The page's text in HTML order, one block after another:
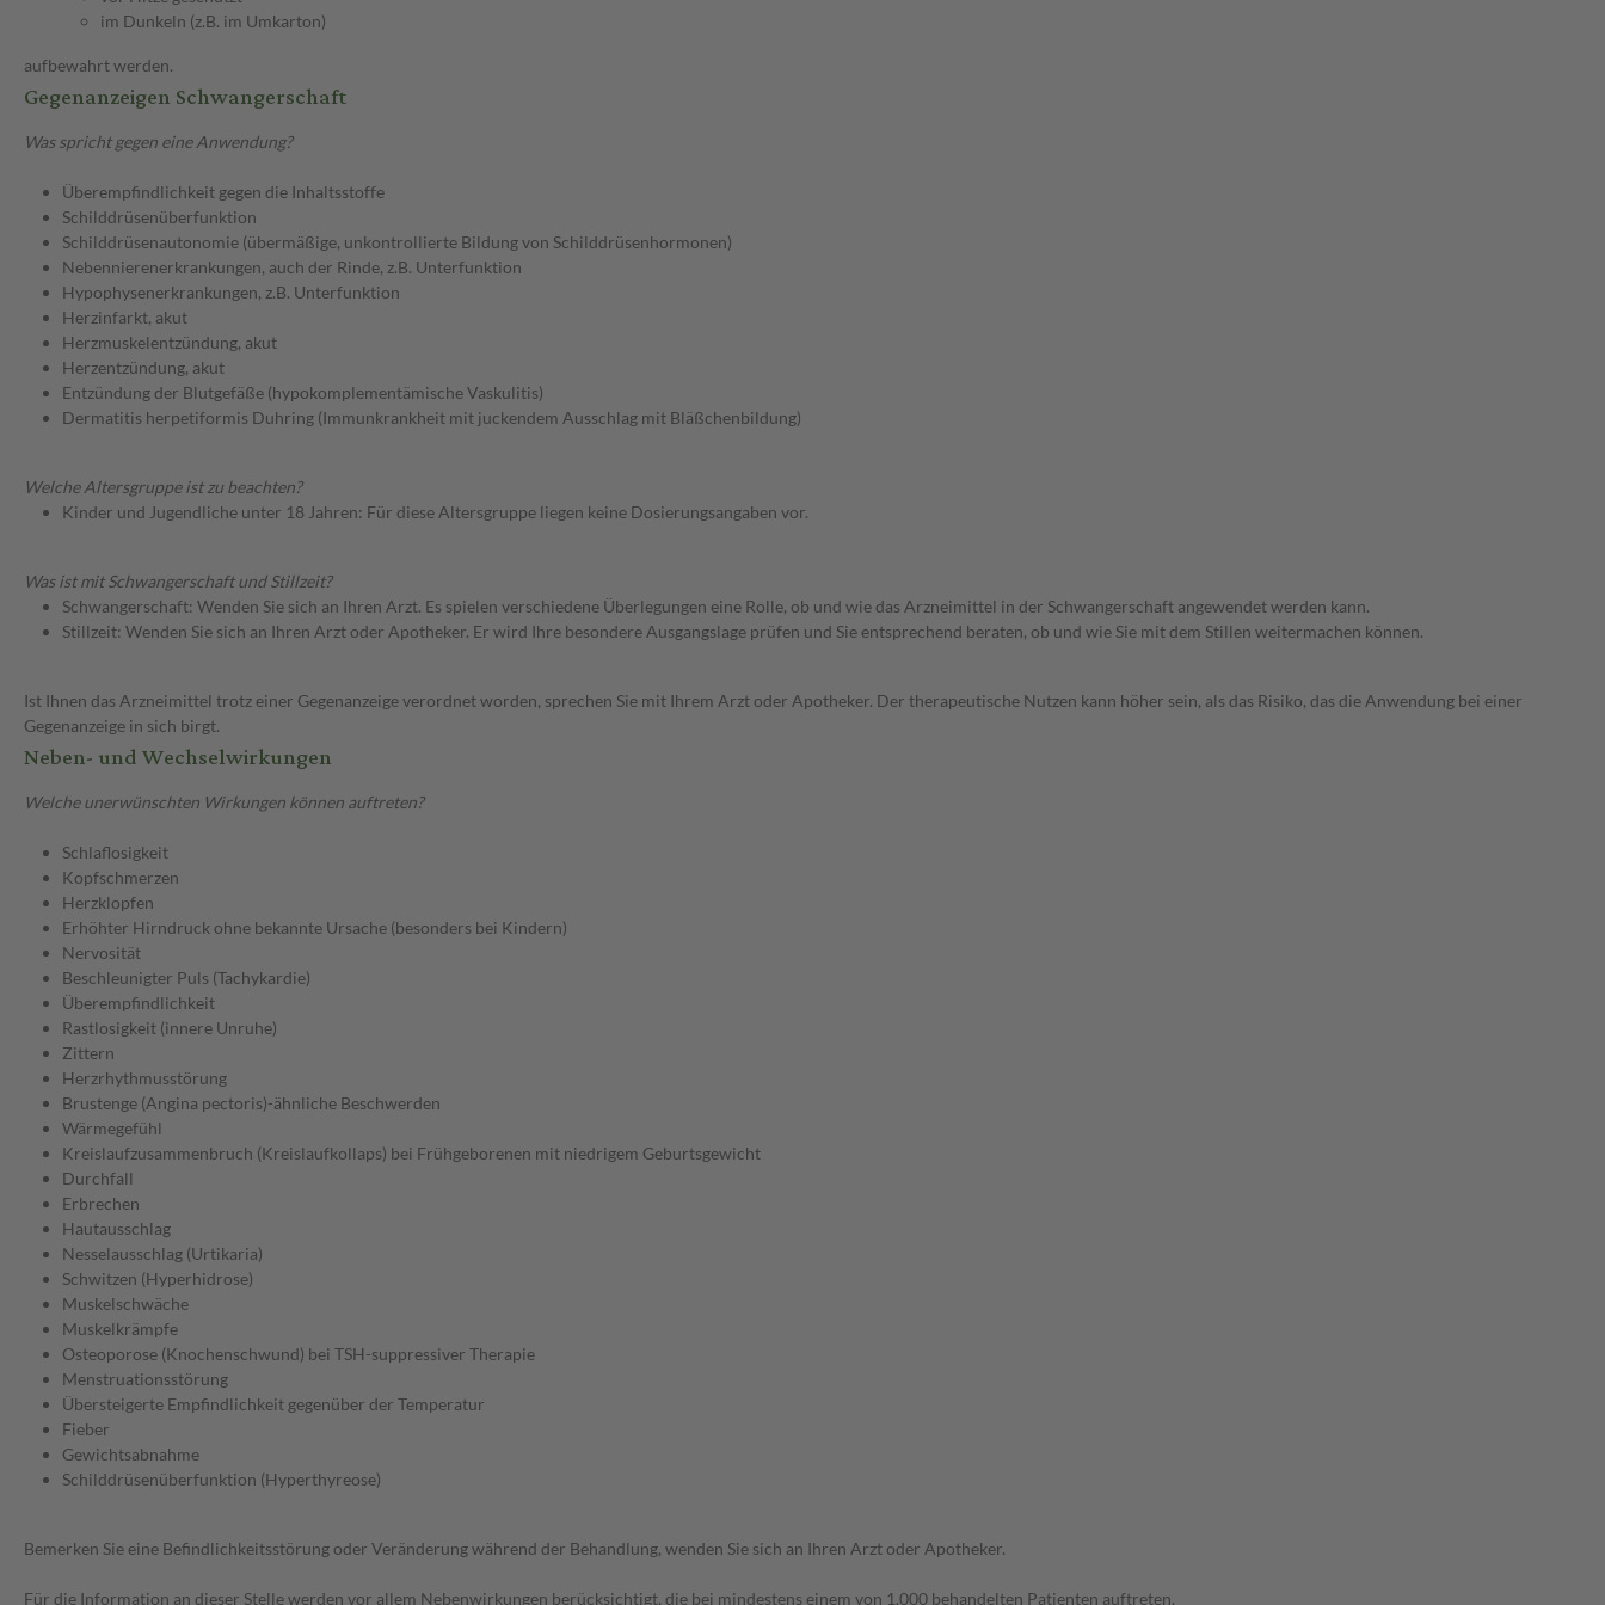
im Dunkeln (z.B. im Umkarton)
aufbewahrt werden.
Gegenanzeigen Schwangerschaft
Was spricht gegen eine Anwendung?
Überempfindlichkeit gegen die Inhaltsstoffe
Schilddrüsenüberfunktion
Schilddrüsenautonomie (übermäßige, unkontrollierte Bildung von Schilddrüsenhormonen)
Nebennierenerkrankungen, auch der Rinde, z.B. Unterfunktion
Hypophysenerkrankungen, z.B. Unterfunktion
Herzinfarkt, akut
Herzmuskelentzündung, akut
Herzentzündung, akut
Entzündung der Blutgefäße (hypokomplementämische Vaskulitis)
Dermatitis herpetiformis Duhring (Immunkrankheit mit juckendem Ausschlag mit Bläßchenbildung)
Welche Altersgruppe ist zu beachten?
Kinder und Jugendliche unter 18 Jahren: Für diese Altersgruppe liegen keine Dosierungsangaben vor.
Was ist mit Schwangerschaft und Stillzeit?
Schwangerschaft: Wenden Sie sich an Ihren Arzt. Es spielen verschiedene Überlegungen eine Rolle, ob und wie das Arzneimittel in der Schwangerschaft angewendet werden kann.
Stillzeit: Wenden Sie sich an Ihren Arzt oder Apotheker. Er wird Ihre besondere Ausgangslage prüfen und Sie entsprechend beraten, ob und wie Sie mit dem Stillen weitermachen können.
Ist Ihnen das Arzneimittel trotz einer Gegenanzeige verordnet worden, sprechen Sie mit Ihrem Arzt oder Apotheker. Der therapeutische Nutzen kann höher sein, als das Risiko, das die Anwendung bei einer
Gegenanzeige in sich birgt.
Neben- und Wechselwirkungen
Welche unerwünschten Wirkungen können auftreten?
Schlaflosigkeit
Kopfschmerzen
Herzklopfen
Erhöhter Hirndruck ohne bekannte Ursache (besonders bei Kindern)
Nervosität
Beschleunigter Puls (Tachykardie)
Überempfindlichkeit
Rastlosigkeit (innere Unruhe)
Zittern
Herzrhythmusstörung
Brustenge (Angina pectoris)-ähnliche Beschwerden
Wärmegefühl
Kreislaufzusammenbruch (Kreislaufkollaps) bei Frühgeborenen mit niedrigem Geburtsgewicht
Durchfall
Erbrechen
Hautausschlag
Nesselausschlag (Urtikaria)
Schwitzen (Hyperhidrose)
Muskelschwäche
Muskelkrämpfe
Osteoporose (Knochenschwund) bei TSH-suppressiver Therapie
Menstruationsstörung
Übersteigerte Empfindlichkeit gegenüber der Temperatur
Fieber
Gewichtsabnahme
Schilddrüsenüberfunktion (Hyperthyreose)
Bemerken Sie eine Befindlichkeitsstörung oder Veränderung während der Behandlung, wenden Sie sich an Ihren Arzt oder Apotheker.
Für die Information an dieser Stelle werden vor allem Nebenwirkungen berücksichtigt, die bei mindestens einem von 1.000 behandelten Patienten auftreten.